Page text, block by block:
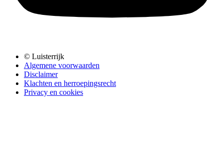
© Luisterrijk
Algemene voorwaarden
Disclaimer
Klachten en herroepingsrecht
Privacy en cookies